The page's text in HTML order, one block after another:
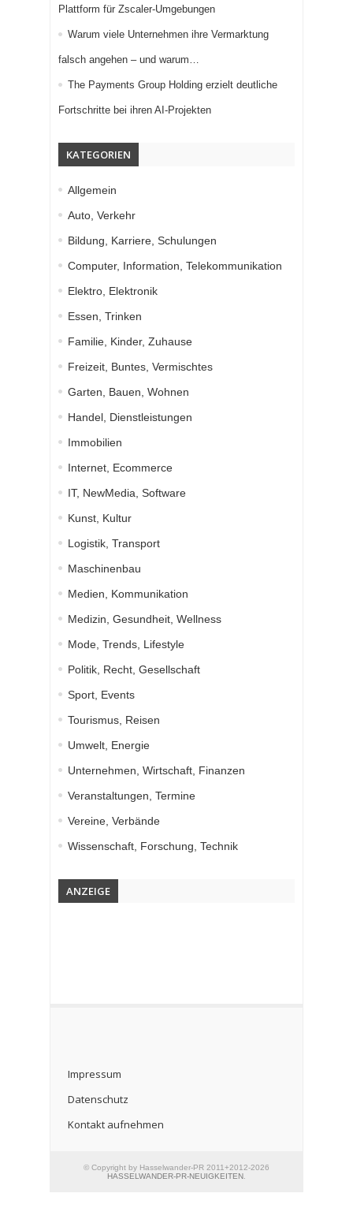
Plattform für Zscaler-Umgebungen
Warum viele Unternehmen ihre Vermarktung
falsch angehen – und warum…
The Payments Group Holding erzielt deutliche
Fortschritte bei ihren AI-Projekten
KATEGORIEN
Allgemein
Auto, Verkehr
Bildung, Karriere, Schulungen
Computer, Information, Telekommunikation
Elektro, Elektronik
Essen, Trinken
Familie, Kinder, Zuhause
Freizeit, Buntes, Vermischtes
Garten, Bauen, Wohnen
Handel, Dienstleistungen
Immobilien
Internet, Ecommerce
IT, NewMedia, Software
Kunst, Kultur
Logistik, Transport
Maschinenbau
Medien, Kommunikation
Medizin, Gesundheit, Wellness
Mode, Trends, Lifestyle
Politik, Recht, Gesellschaft
Sport, Events
Tourismus, Reisen
Umwelt, Energie
Unternehmen, Wirtschaft, Finanzen
Veranstaltungen, Termine
Vereine, Verbände
Wissenschaft, Forschung, Technik
ANZEIGE
Impressum
Datenschutz
Kontakt aufnehmen
© Copyright by Hasselwander-PR 2011+2012-2026
HASSELWANDER-PR-NEUIGKEITEN.